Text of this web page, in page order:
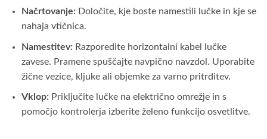
Načrtovanje:Določite, kje boste namestili lučke in kje se
nahaja vtičnica.
Namestitev:Razporedite horizontalni kabel lučke
zavese. Pramene spuščajte navpično navzdol. Uporabite
žične vezice, kljuke ali objemke za varno pritrditev.
Vklop:Priključite lučke na električno omrežje in s
pomočjo kontrolerja izberite želeno funkcijo osvetlitve.